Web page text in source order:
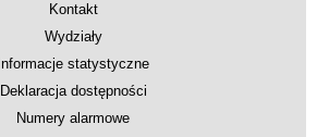
Kontakt
Wydziały
Informacje statystyczne
Deklaracja dostępności
Numery alarmowe